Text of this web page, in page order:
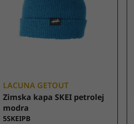
LACUNA GETOUT
Zimska kapa SKEI petrolej
modra
5SKEIPB